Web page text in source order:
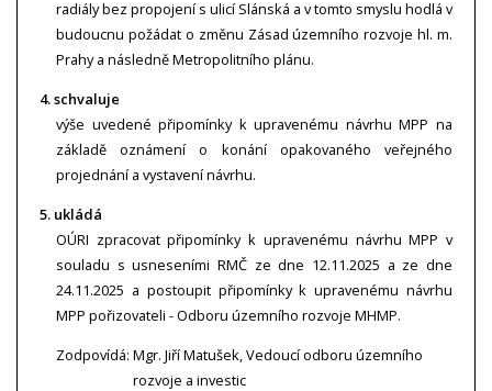
radiály bez propojení s ulicí Slánská a v tomto smyslu hodlá v
budoucnu požádat o změnu Zásad územního rozvoje hl. m.
Prahy a následně Metropolitního plánu.
4. schvaluje
výše uvedené připomínky k upravenému návrhu MPP na
základě oznámení o konání opakovaného veřejného
projednání a vystavení návrhu.
5. ukládá
OÚRI zpracovat připomínky k upravenému návrhu MPP v
souladu s usneseními RMČ ze dne 12.11.2025 a ze dne
24.11.2025 a postoupit připomínky k upravenému návrhu
MPP pořizovateli - Odboru územního rozvoje MHMP.
Zodpovídá: Mgr. Jiří Matušek, Vedoucí odboru územního
rozvoje a investic